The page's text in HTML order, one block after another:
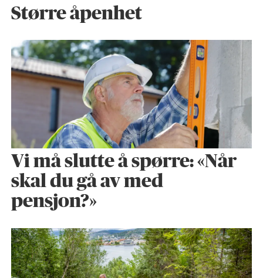
Større åpenhet
Vi må slutte å spørre: «Når
skal du gå av med
pensjon?»